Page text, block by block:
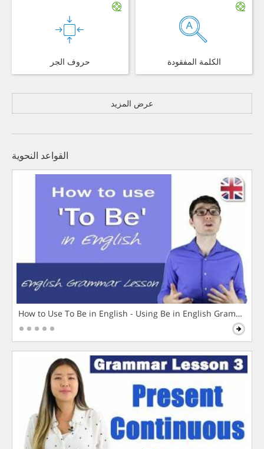
حروف الجر الكلمة المفقودة
عرض المزيد
القواعد النحوية
How to Use To Be in English - Using Be in English Grammar